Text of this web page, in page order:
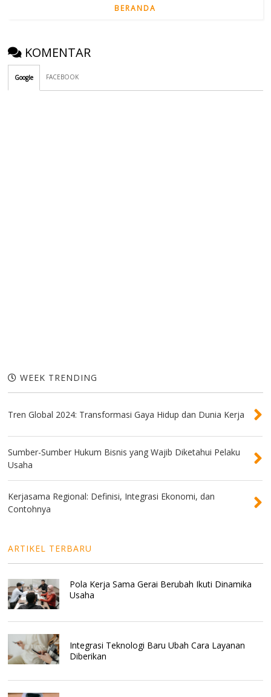
BERANDA
KOMENTAR
Google FACEBOOK
WEEK TRENDING
Tren Global 2024: Transformasi Gaya Hidup dan Dunia Kerja
Sumber-Sumber Hukum Bisnis yang Wajib Diketahui Pelaku
Usaha
Kerjasama Regional: Definisi, Integrasi Ekonomi, dan
Contohnya
ARTIKEL TERBARU
Pola Kerja Sama Gerai Berubah Ikuti Dinamika
Usaha
Integrasi Teknologi Baru Ubah Cara Layanan
Diberikan